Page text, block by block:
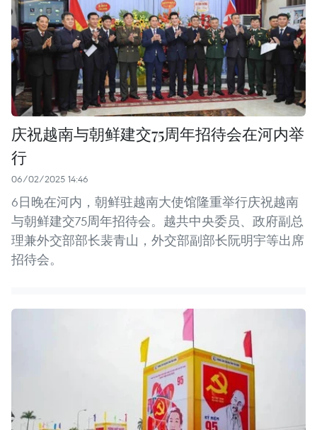
庆祝越南与朝鲜建交75周年招待会在河内举
行
06/02/2025 14:46
6日晚在河内，朝鲜驻越南大使馆隆重举行庆祝越南
与朝鲜建交75周年招待会。越共中央委员、政府副总
理兼外交部部长裴青山，外交部副部长阮明宇等出席
招待会。